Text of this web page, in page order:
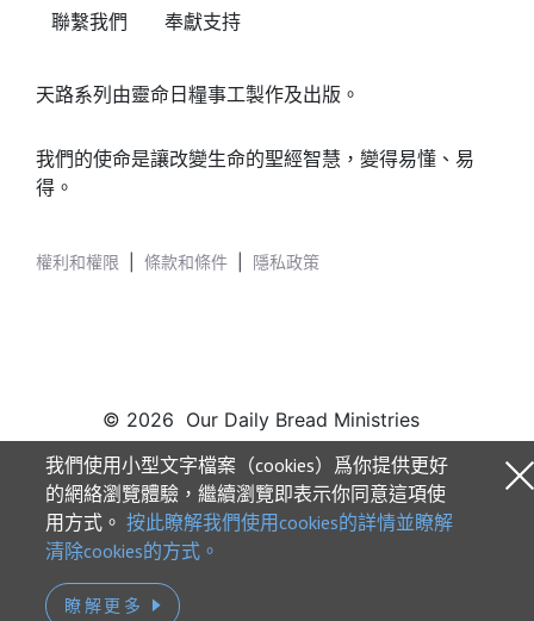
聯繫我們 奉獻支持
天路系列由靈命日糧事工製作及出版。
我們的使命是讓改變生命的聖經智慧，變得易懂、易
得。
權利和權限 條款和條件 隱私政策
© 2026 Our Daily Bread Ministries
我們使用小型文字檔案（cookies）爲你提供更好
的網絡瀏覽體驗，繼續瀏覽即表示你同意這項使
用方式。 按此瞭解我們使用cookies的詳情並瞭解
清除cookies的方式。
瞭解更多